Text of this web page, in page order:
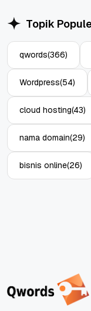
Topik
qwords(366)
Wordpress(54)
cloud hosting(43)
nama domain(29)
bisnis online(26)